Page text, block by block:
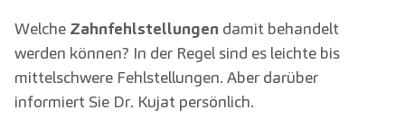
Welche Zahnfehlstellungen damit behandelt
werden können? In der Regel sind es leichte bis
mittelschwere Fehlstellungen. Aber darüber
informiert Sie Dr. Kujat persönlich.